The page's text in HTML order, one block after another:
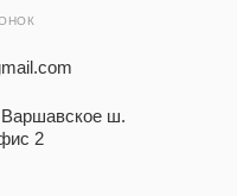
Варшавское ш.
2